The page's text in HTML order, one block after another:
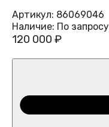
Артикул: 86069046
Наличие: По запросу
120 000 ₽